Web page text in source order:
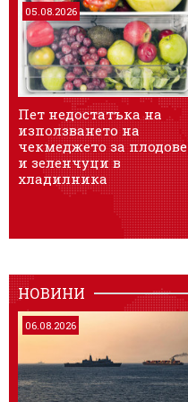
05.08.2026
Пет недостатъка на
използването на
чекмеджето за плодове
и зеленчуци в
хладилника
НОВИНИ
06.08.2026